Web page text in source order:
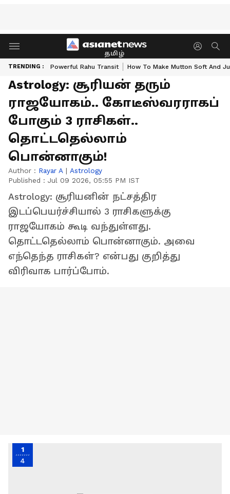
தமிழ்
TRENDING : Powerful Rahu Transit How To Make Mutton Soft And
Astrology: சூரியன் தரும்
ராஜயோகம்.. கோடீஸ்வரராகப்
போகும் 3 ராசிகள்..
தொட்டதெல்லாம்
பொன்னாகும்!
Author : Rayar A | Astrology
Published : Jul 09 2026, 05:55 PM IST
Astrology: சூரியனின் நட்சத்திர
இடப்பெயர்ச்சியால் 3 ராசிகளுக்கு
ராஜயோகம் கூடி வந்துள்ளது.
தொட்டதெல்லாம் பொன்னாகும். அவை
எந்தெந்த ராசிகள்? என்பது குறித்து
விரிவாக பார்ப்போம்.
1
4